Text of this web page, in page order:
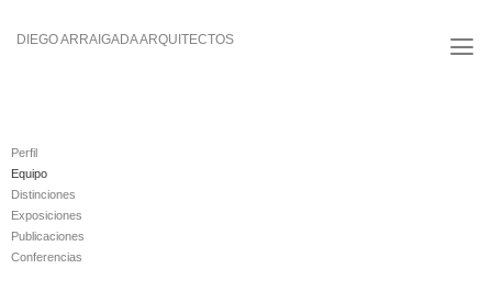
DIEGO ARRAIGADA ARQUITECTOS
Perfil
Equipo
Distinciones
Exposiciones
Publicaciones
Conferencias